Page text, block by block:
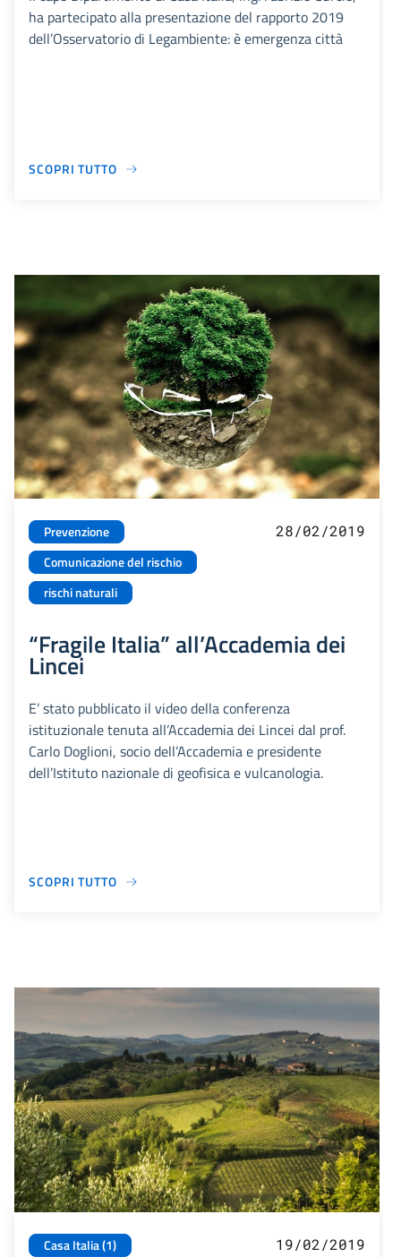
ha partecipato alla presentazione del rapporto 2019
dell’Osservatorio di Legambiente: è emergenza città
SCOPRI TUTTO
Prevenzione
Comunicazione del rischio
rischi naturali
28/02/2019
“Fragile Italia” all’Accademia dei
Lincei
E’ stato pubblicato il video della conferenza
istituzionale tenuta all’Accademia dei Lincei dal prof.
Carlo Doglioni, socio dell’Accademia e presidente
dell’Istituto nazionale di geofisica e vulcanologia.
SCOPRI TUTTO
Casa Italia (1)
19/02/2019